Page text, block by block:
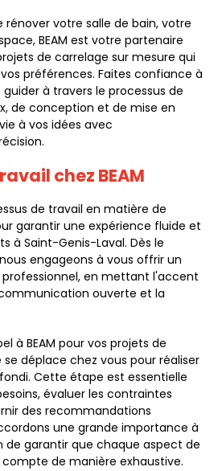
rénover votre salle de bain, votre
BEAM est votre partenaire
de carrelage sur mesure qui
préférences. Faites confiance à
à travers le processus de
de conception et de mise en
à vos idées avec
chez BEAM
de travail en matière de
garantir une expérience fluide et
à Saint-Genis-Laval. Dès le
engageons à vous offrir un
en mettant l'accent
ouverte et la
à BEAM pour vos projets de
déplace chez vous pour réaliser
Cette étape est essentielle
évaluer les contraintes
des recommandations
une grande importance à
garantir que chaque aspect de
de manière exhaustive.